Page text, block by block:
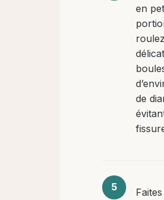
en
de